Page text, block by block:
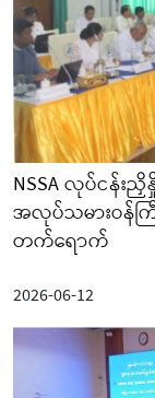
NSSA လုပ်ငန်းညှိ
အလုပ်သမားဝန်ကြီ
တက်ရောက်
2026-06-12